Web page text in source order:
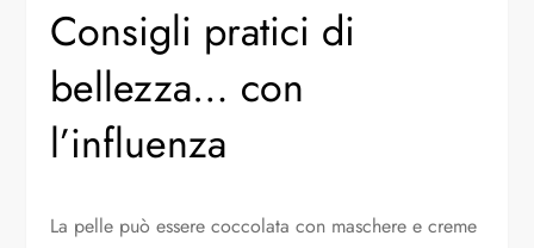
Consigli pratici di
bellezza… con
l’influenza
La pelle può essere coccolata con maschere e creme